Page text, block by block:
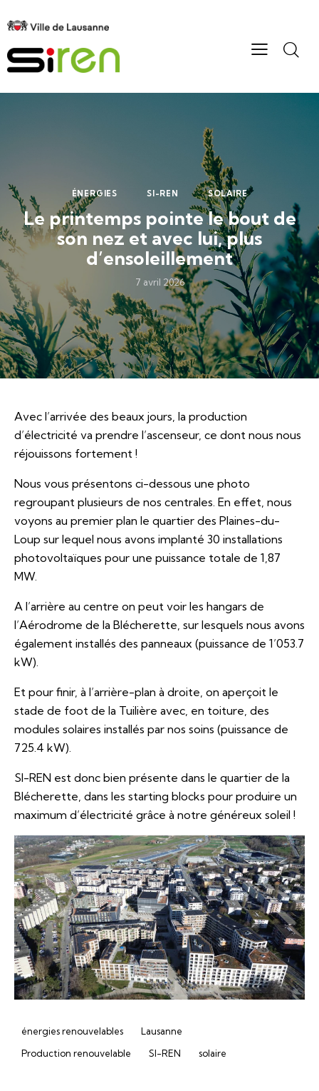
ÉNERGIES SI-REN SOLAIRE
Le printemps pointe le bout de
son nez et avec lui, plus
d’ensoleillement
7 avril 2026
Avec l’arrivée des beaux jours, la production
d’électricité va prendre l’ascenseur, ce dont nous nous
réjouissons fortement !
Nous vous présentons ci-dessous une photo
regroupant plusieurs de nos centrales. En effet, nous
voyons au premier plan le quartier des Plaines-du-
Loup sur lequel nous avons implanté 30 installations
photovoltaïques pour une puissance totale de 1,87
MW.
A l’arrière au centre on peut voir les hangars de
l’Aérodrome de la Blécherette, sur lesquels nous avons
également installés des panneaux (puissance de 1’053.7
kW).
Et pour finir, à l’arrière-plan à droite, on aperçoit le
stade de foot de la Tuilière avec, en toiture, des
modules solaires installés par nos soins (puissance de
725.4 kW).
SI-REN est donc bien présente dans le quartier de la
Blécherette, dans les starting blocks pour produire un
maximum d’électricité grâce à notre généreux soleil !
énergies renouvelables
Lausanne
Production renouvelable
SI-REN solaire